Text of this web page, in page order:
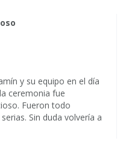
y su equipo en el día
ceremonia fue
Fueron todo
Sin duda volvería a